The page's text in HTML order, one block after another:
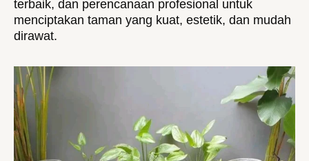
terbaik, dan perencanaan profesional untuk
menciptakan taman yang kuat, estetik, dan mudah
dirawat.